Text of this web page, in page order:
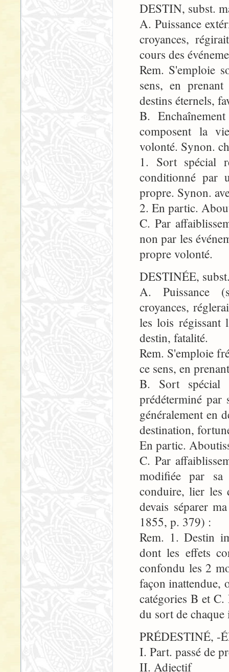
DESTIN, subst.
A. Puissance
croyances,
cours des
Rem. S'emploie
sens, en
destins éternels,
B.
composent la
volonté. Synon.
1. Sort spécial
conditionné par
propre. Synon.
2. En partic.
C. Par
non par les
propre volonté.
DESTINÉE,
A. Puissance
croyances,
les lois régissant
destin, fatalité.
Rem. S'emploie
ce sens, en
B. Sort spécial
prédéterminé par
généralement en
destination,
En partic.
C. Par
modifiée par sa
conduire, lier les
devais séparer
1855, p. 379) :
Rem. 1. Destin
dont les effets
confondu les 2
façon inattendue,
catégories B et
du sort de
PRÉDESTINÉ, -
I. Part. passé de
II. Adjectif